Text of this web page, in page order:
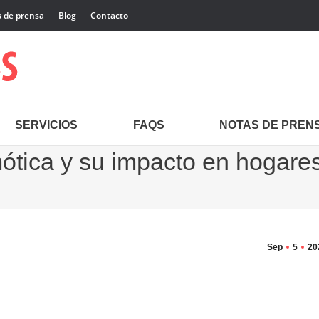
de prensa Blog Contacto
SERVICIOS FAQS NOTAS DE
y su impacto en
Sep 5